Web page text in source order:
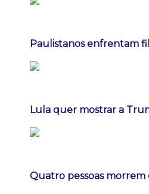
Paulistanos enfrentam
Lula quer mostrar a
Quatro pessoas